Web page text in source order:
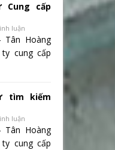
Cung cấp
luận
Hoàng
cung cấp
tìm kiếm
luận
Hoàng
cung cấp